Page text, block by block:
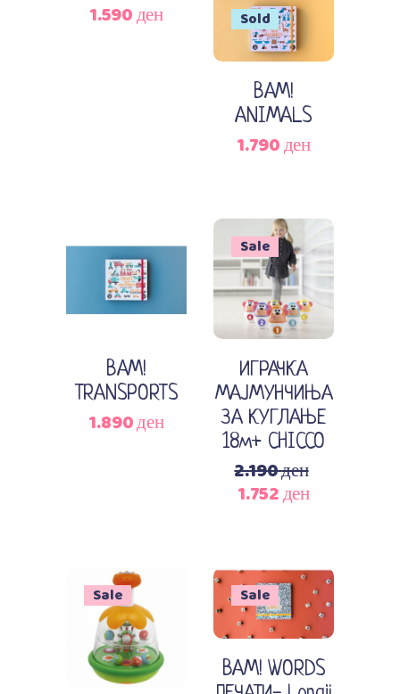
1.590ден Sold
Прочитај повеќе
BAM!
ANIMALS
1.790ден
Додади во кошничка
BAM!
TRANSPORTS
1.890ден
Sale
Додади во кошничка
ИГРАЧКА
МАЈМУНЧИЊА
ЗА КУГЛАЊЕ
18м+ CHICCO
2.190ден
1.752денCurrent
1.752 ден.
Sale
Додади во кошничка
Sale
Додади во кошничка
BAM! WORDS